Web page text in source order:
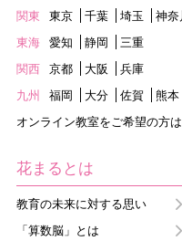
関東
東京 千葉 埼玉 神奈
東海
愛知 静岡
三重
関西
京都 大阪
兵庫
九州
福岡 大分 佐賀 熊本
オンライン教室をご希望の方
花まるとは
教育の未来に対する思い
「算数脳」とは